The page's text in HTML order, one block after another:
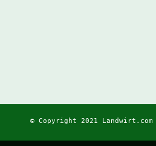
© Copyright 2021 Landwirt.com